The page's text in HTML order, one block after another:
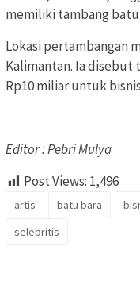
memiliki tambang batu
Lokasi pertambangan
Kalimantan. Ia disebut
Rp10 miliar untuk
Editor : Pebri Mulya
Post Views: 1,496
artis batu bara
selebritis